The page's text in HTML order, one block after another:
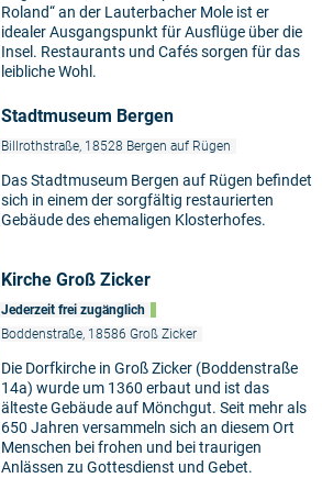
Roland“ an der Lauterbacher Mole ist er
idealer Ausgangspunkt für Ausflüge über die
Insel. Restaurants und Cafés sorgen für das
leibliche Wohl.
Stadtmuseum Bergen
Billrothstraße, 18528 Bergen auf Rügen
Das Stadtmuseum Bergen auf Rügen befindet
sich in einem der sorgfältig restaurierten
Gebäude des ehemaligen Klosterhofes.
Kirche Groß Zicker
Jederzeit frei zugänglich
Boddenstraße, 18586 Groß Zicker
Die Dorfkirche in Groß Zicker (Boddenstraße
14a) wurde um 1360 erbaut und ist das
älteste Gebäude auf Mönchgut. Seit mehr als
650 Jahren versammeln sich an diesem Ort
Menschen bei frohen und bei traurigen
Anlässen zu Gottesdienst und Gebet.